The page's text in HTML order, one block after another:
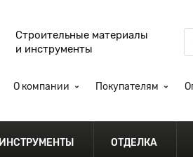
Строительные материалы
и инструменты
О компании Покупателям
ИНСТРУМЕНТЫ ОТДЕЛКА